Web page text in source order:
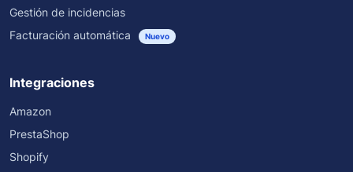
Gestión de incidencias
Facturación automática
Nuevo
Integraciones
Amazon
PrestaShop
Shopify